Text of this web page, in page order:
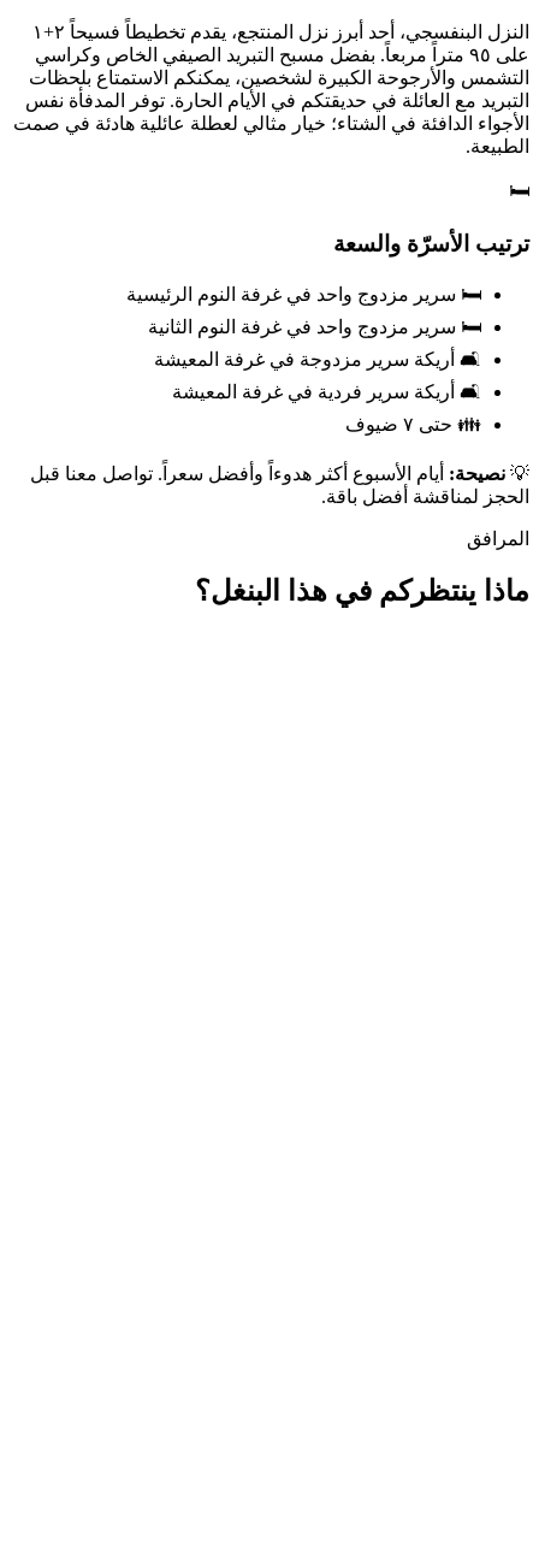
النزل البنفسجي، أحد أبرز نزل المنتجع، يقدم تخطيطاً فسيحاً ٢+١
على ٩٥ متراً مربعاً. بفضل مسبح التبريد الصيفي الخاص وكراسي
التشمس والأرجوحة الكبيرة لشخصين، يمكنكم الاستمتاع بلحظات
التبريد مع العائلة في حديقتكم في الأيام الحارة. توفر المدفأة نفس
الأجواء الدافئة في الشتاء؛ خيار مثالي لعطلة عائلية هادئة في صمت
الطبيعة.
🛏️
ترتيب الأسرّة والسعة
🛏️ سرير مزدوج واحد في غرفة النوم الرئيسية
🛏️ سرير مزدوج واحد في غرفة النوم الثانية
🛋️ أريكة سرير مزدوجة في غرفة المعيشة
🛋️ أريكة سرير فردية في غرفة المعيشة
👪 حتى ٧ ضيوف
💡 نصيحة: أيام الأسبوع أكثر هدوءاً وأفضل سعراً. تواصل معنا قبل
الحجز لمناقشة أفضل باقة.
المرافق
ماذا ينتظركم في هذا البنغل؟